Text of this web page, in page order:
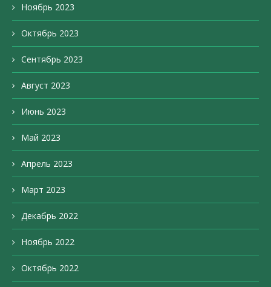
Ноябрь 2023
Октябрь 2023
Сентябрь 2023
Август 2023
Июнь 2023
Май 2023
Апрель 2023
Март 2023
Декабрь 2022
Ноябрь 2022
Октябрь 2022